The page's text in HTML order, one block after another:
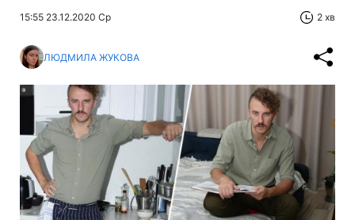
15:55 23.12.2020 Ср 2 хв
ЛЮДМИЛА ЖУКОВА